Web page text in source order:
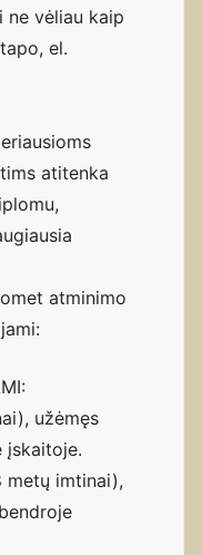
ne vėliau kaip
el.
atitenka
atminimo
užėmęs
įskaitoje.
metų imtinai),